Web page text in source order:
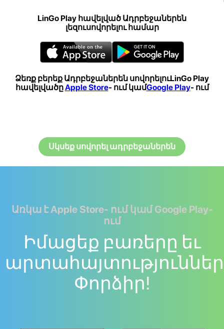
LinGo Play հավելված Ադրբեջաներեն
լեզուսովորելու համար
Ձեռք բերեք Ադրբեջաներեն սովորելուLinGo Play
հավելվածըApple Store- ում կամGoogle Play- ում
Սկսեք սովորել ադրբեջաներեն
Առկա է Apple Store- ում կամ Google Play-
ում
Իմացեք բառերը եւ
Փորձիր!